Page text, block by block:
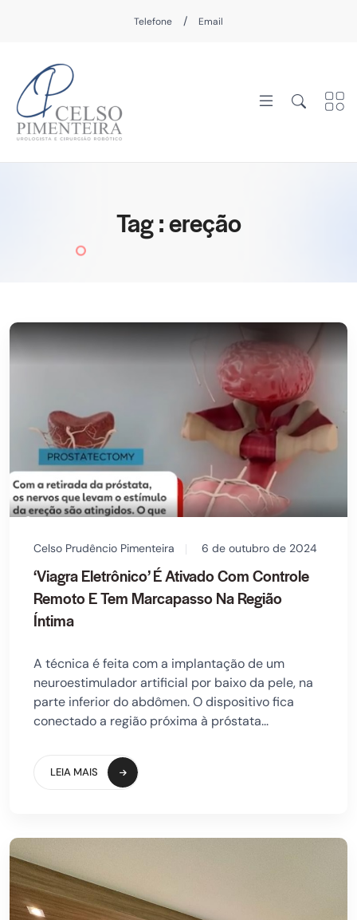
Telefone / Email
Tag : ereção
Celso Prudêncio Pimenteira 6 de outubro de 2024
‘Viagra Eletrônico’ É Ativado Com Controle
Remoto E Tem Marcapasso Na Região
Íntima
A técnica é feita com a implantação de um
neuroestimulador artificial por baixo da pele, na
parte inferior do abdômen. O dispositivo fica
conectado a região próxima à próstata...
LEIA MAIS